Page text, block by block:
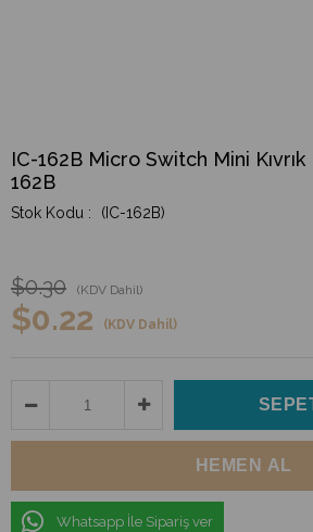
IC-162B Micro Switch Mini
162B
(IC-162B)
$0.30 (KDV Dahil)
$0.22 (KDV Dahil)
Whatsapp İle Sipariş ver